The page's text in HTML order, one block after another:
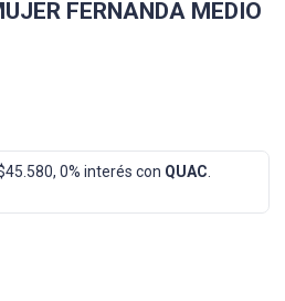
FERNANDA MEDIO
0% interés con QUAC.